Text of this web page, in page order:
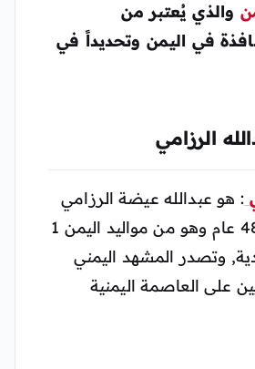
والذي يُعتبر من
في اليمن وتحديداً في
الرزامي
: هو عبدالله عيضة الرزامي
يبلغ من العمر 48 عام وهو من مواليد اليمن 1
ميلادية, وتصدر المشهد اليمني
على العاصمة اليمنية